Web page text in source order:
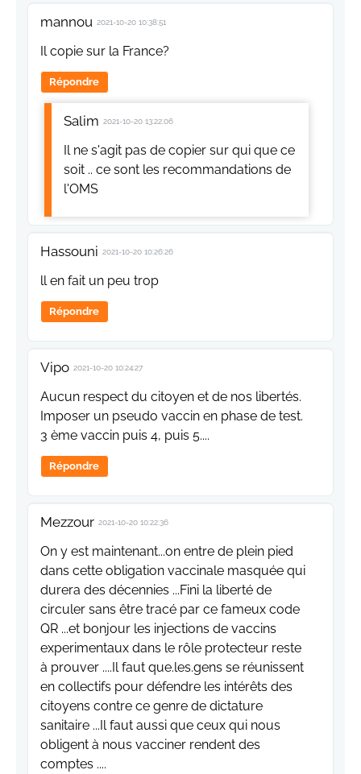
mannou 2021-10-20 10:38:51
Il copie sur la France?
Répondre
Salim 2021-10-20 13:22:06
Il ne s'agit pas de copier sur qui que ce
soit .. ce sont les recommandations de
l'OMS
Hassouni 2021-10-20 10:26:26
ll en fait un peu trop
Répondre
Vipo 2021-10-20 10:24:27
Aucun respect du citoyen et de nos libertés.
Imposer un pseudo vaccin en phase de test.
3 ème vaccin puis 4, puis 5....
Répondre
Mezzour 2021-10-20 10:22:36
On y est maintenant...on entre de plein pied
dans cette obligation vaccinale masquée qui
durera des décennies ...Fini la liberté de
circuler sans être tracé par ce fameux code
QR ...et bonjour les injections de vaccins
experimentaux dans le rôle protecteur reste
à prouver ....Il faut que.les.gens se réunissent
en collectifs pour défendre les intérêts des
citoyens contre ce genre de dictature
sanitaire ...Il faut aussi que ceux qui nous
obligent à nous vacciner rendent des
comptes ....